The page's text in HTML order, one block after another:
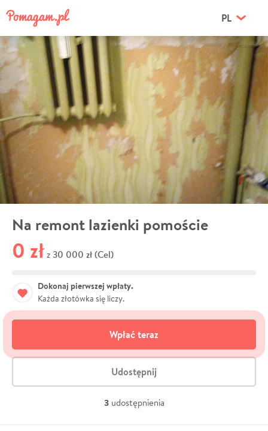
PL
Na remont lazienki pomoście
0 zł z 30 000 zł (Cel)
Dokonaj pierwszej wpłaty.
Każda złotówka się liczy.
Wpłać teraz
Udostępnij
3 udostępnienia